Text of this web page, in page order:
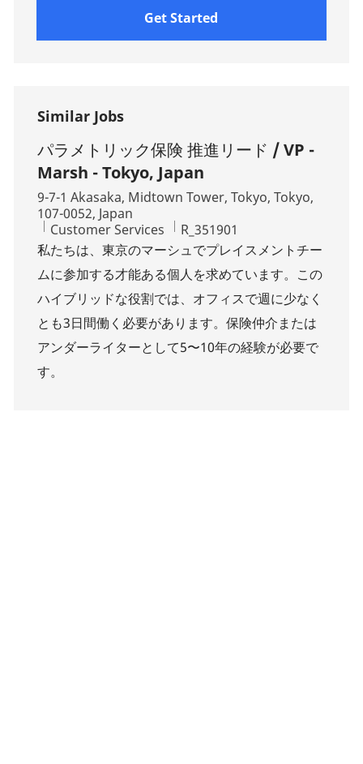
Get Started
Similar Jobs
パラメトリック保険 推進リード / VP -
Marsh - Tokyo, Japan
Location
9-7-1 Akasaka, Midtown Tower, Tokyo, Tokyo,
107-0052, Japan
Category
Customer Services Job Id
R_351901
私たちは、東京のマーシュでプレイスメントチー
ムに参加する才能ある個人を求めています。この
ハイブリッドな役割では、オフィスで週に少なく
とも3日間働く必要があります。保険仲介または
アンダーライターとして5〜10年の経験が必要で
す。